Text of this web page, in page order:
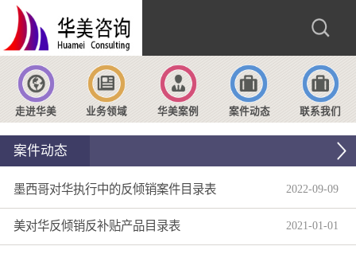
走进华美 业务领域 华美案例 案件动态 联系我们
案件动态
墨西哥对华执行中的反倾销案件目录表 2022-09-09
美对华反倾销反补贴产品目录表 2021 -01 -01